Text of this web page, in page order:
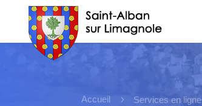
Accueil 5 Services en ligne